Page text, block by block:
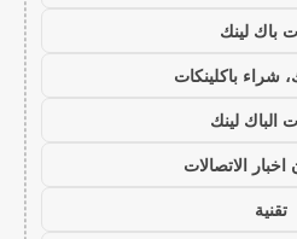
باك لينك
شراء باكلينكات
الباك لينك
الاتصالات
تقنية